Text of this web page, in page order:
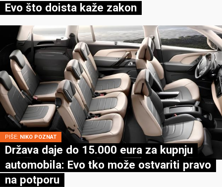
Evo što doista kaže zakon
PIŠE: NIKO POZNAT
Država daje do 15.000 eura za kupnju
automobila: Evo tko može ostvariti pravo
na potporu